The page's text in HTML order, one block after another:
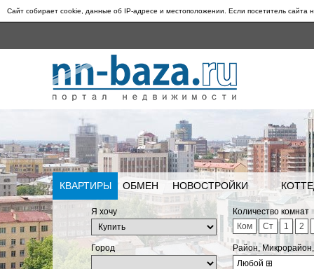
Сайт собирает cookie, данные об IP-адресе и местоположении. Если посетитель сайта
КВАРТИРЫ ОБМЕН НОВОСТРОЙКИ
Я хочу
Количество комнат
Ком
Ст 1 2
Город
Район,
Любой ⊞